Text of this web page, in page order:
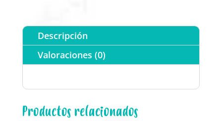
e
Descripción
Valoraciones (0)
Productos relacionados